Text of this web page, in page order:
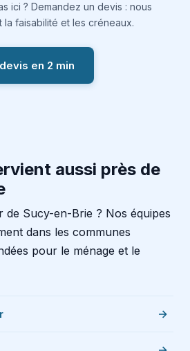
ici ? Demandez un devis : nous
la faisabilité et les créneaux.
en 2 min
aussi près de
de Sucy-en-Brie ? Nos équipes
dans les communes
pour le ménage et le